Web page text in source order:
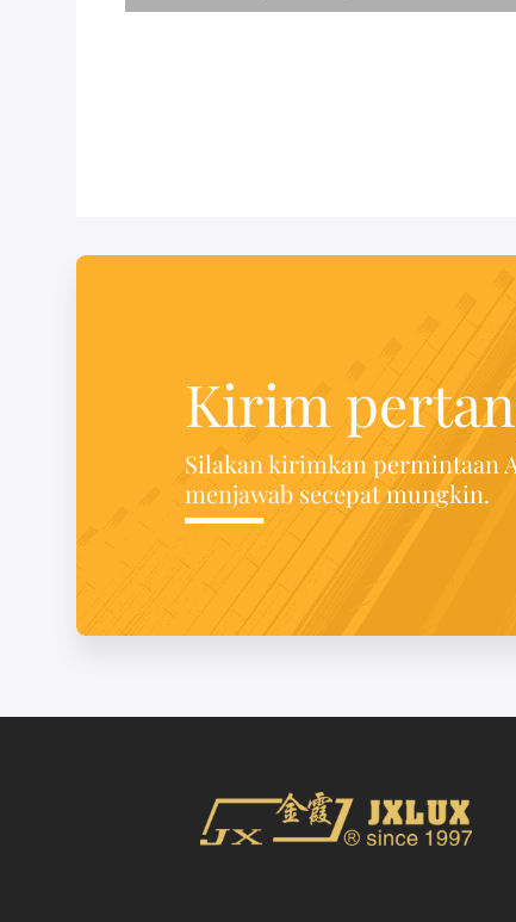
Kirim
Silakan kirimkan permintaan
menjawab secepat mungkin.